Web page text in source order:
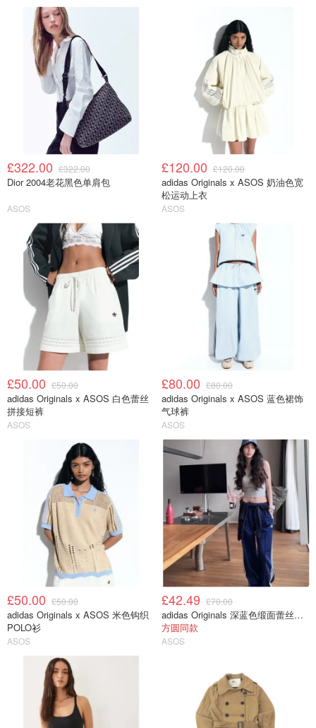
£322.00 £322.00
Dior 2004老花黑色单肩包
ASOS
£120.00 £120.00
adidas Originals x ASOS 奶油色宽
松运动上衣
ASOS
£50.00 £50.00
adidas Originals x ASOS 白色蕾丝
拼接短裤
ASOS
£80.00 £80.00
adidas Originals x ASOS 蓝色裙饰
气球裤
ASOS
£50.00 £50.00
adidas Originals x ASOS 米色钩织
POLO衫
ASOS
£42.49 £70.00
adidas Originals 深蓝色缎面蕾丝边长裤
方圆同款
ASOS